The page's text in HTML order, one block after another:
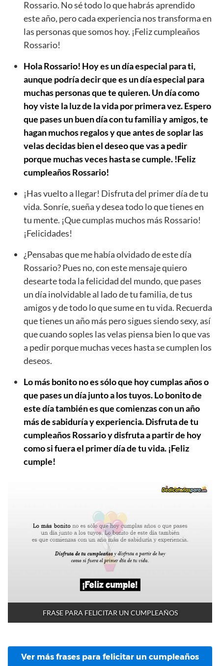
Rossario. No sé todo lo que habrás aprendido
este año, pero cada experiencia nos transforma en
las personas que somos hoy. ¡Feliz cumpleaños
Rossario!
Hola Rossario! Hoy es un día especial para ti,
aunque podría decir que es un día especial para
muchas personas que te quieren. Un día como
hoy viste la luz de la vida por primera vez. Espero
que pases un buen día con tu familia y amigos, te
hagan muchos regalos y que antes de soplar las
velas decidas bien el deseo que vas a pedir
porque muchas veces hasta se cumple. !Feliz
cumpleaños Rossario!
¡Has vuelto a llegar! Disfruta del primer día de tu
vida. Sonríe, sueña y desea todo lo que tienes en
tu mente. ¡Que cumplas muchos más Rossario!
¡Felicidades!
¿Pensabas que me había olvidado de este día
Rossario? Pues no, con este mensaje quiero
desearte toda la felicidad del mundo, que pases
un día inolvidable al lado de tu familia, de tus
amigos y de todo lo que sume en tu vida. Recuerda
que tienes un año más pero sigues siendo sexy, así
que cuando soples las velas piensa bien lo que vas
a pedir porque muchas veces hasta se cumplen los
deseos.
Lo más bonito no es sólo que hoy cumplas años o
que pases un día junto a los tuyos. Lo bonito de
este día también es que comienzas con un año
más de sabiduría y experiencia. Disfruta de tu
cumpleaños Rossario y disfruta a partir de hoy
como si fuera el primer día de tu vida. ¡Feliz
cumple!
FRASE PARA FELICITAR UN CUMPLEAÑOS
Ver más frases para felicitar un cumpleaños